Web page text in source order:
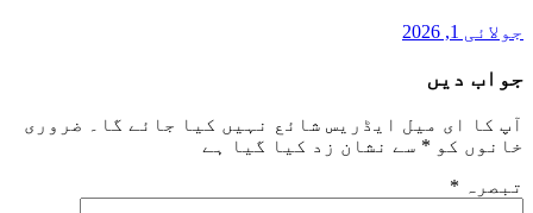
جولائی 1, 2026
جواب دیں
آپ کا ای میل ایڈریس شائع نہیں کیا جائے گا۔
ضروری
خانوں کو * سے نشان زد کیا گیا ہے
تبصرہ *